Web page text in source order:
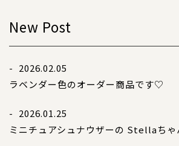
New Post
- 2026.02.05
ラベンダー色のオーダー商品です♡
- 2026.01.25
ミニチュアシュナウザーの Stellaちゃ